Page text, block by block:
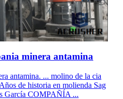
minera antamina
antamina. ... molino de la cia
de historia en molienda Sag
García COMPAÑÍA ...